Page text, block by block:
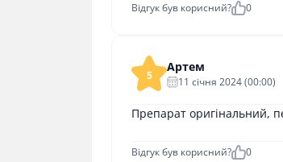
Відгук був корисний? 0
5
Артем
11 cічня 2024 (00:00)
Препарат оригінальний,
Відгук був корисний? 0